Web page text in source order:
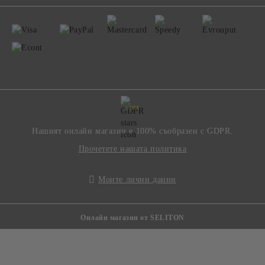
GDPR
Нашият онлайн магазин е 100% съобразен с GDPR.
Прочетете нашата политика
Моите лични данни
Онлайн магазин от SELITON